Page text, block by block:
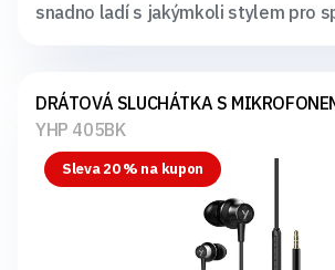
snadno ladí s jakýmkoli stylem pro
DRÁTOVÁ SLUCHÁTKA S
YHP 405BK
Sleva 20 % na kupon